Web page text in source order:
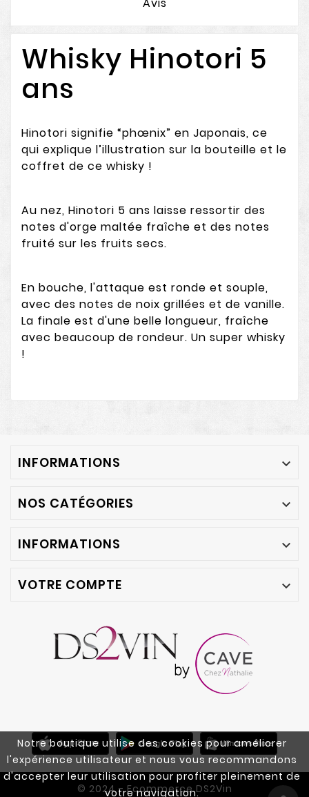
Notre boutique utilise des cookies pour améliorer
l'expérience utilisateur et nous vous recommandons
d'accepter leur utilisation pour profiter pleinement de
votre navigation.
Whisky Hinotori 5
ans
Hinotori signifie “phœnix” en Japonais, ce
qui explique l’illustration sur la bouteille et le
coffret de ce whisky !
Au nez, Hinotori 5 ans laisse ressortir des
notes d'orge maltée fraîche et des notes
fruité sur les fruits secs.
En bouche, l'attaque est ronde et souple,
avec des notes de noix grillées et de vanille.
La finale est d'une belle longueur, fraîche
avec beaucoup de rondeur. Un super whisky
!
INFORMATIONS 
NOS CATÉGORIES 
INFORMATIONS 
VOTRE COMPTE 
© 2024 - Ecommerce DS2Vin